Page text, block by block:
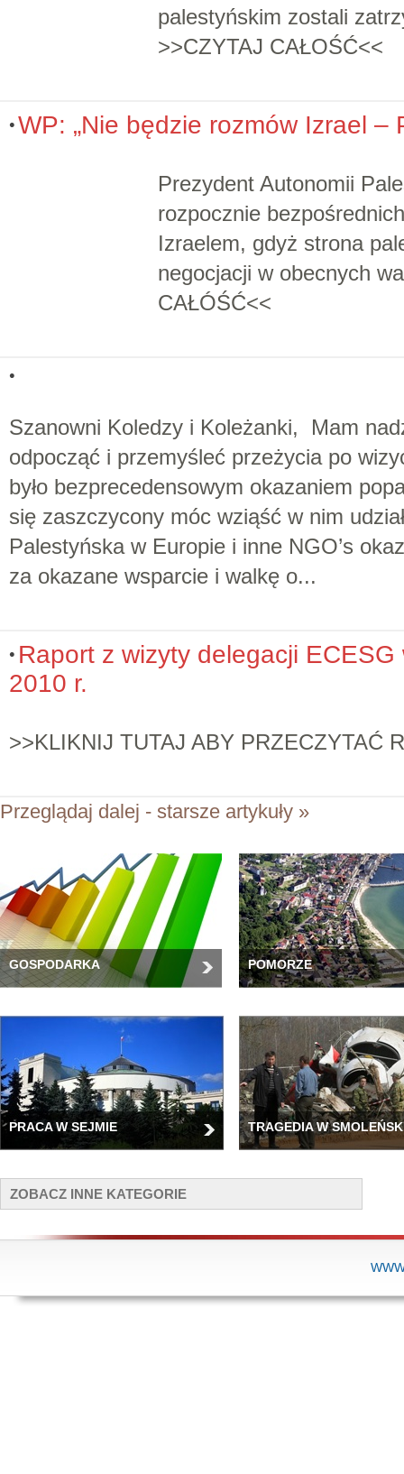
palestyńskim zostali
>>CZYTAJ CAŁOŚĆ<<
WP: „Nie będzie rozmów Izrael –
Prezydent Autonomii
rozpocznie
Izraelem, gdyż strona
negocjacji w obecnych
CAŁÓŚĆ<<
Szanowni Koledzy i Koleżanki, Mam
odpocząć i przemyśleć przeżycia po
było bezprecedensowym okazaniem
się zaszczycony móc wziąść w nim
Palestyńska w Europie i inne NGO’s
za okazane wsparcie i walkę o...
Raport z wizyty delegacji
2010 r.
>>KLIKNIJ TUTAJ ABY PRZECZYTAĆ
Przeglądaj dalej - starsze artykuły »
GOSPODARKA POMORZE
PRACA W SEJMIE TRAGEDIA W
ZOBACZ INNE KATEGORIE